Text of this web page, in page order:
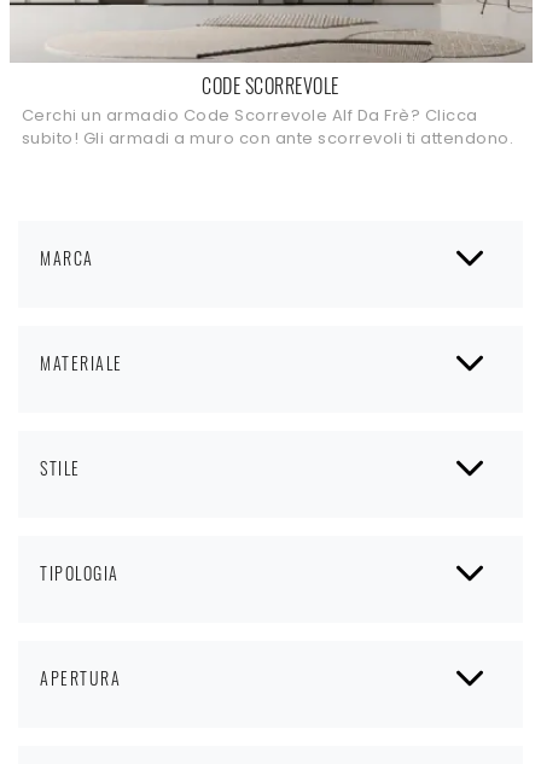
MARCA
MATERIALE
STILE
TIPOLOGIA
APERTURA
CODE SCORREVOLE
Cerchi un armadio Code Scorrevole Alf Da Frè? Clicca
subito! Gli armadi a muro con ante scorrevoli ti attendono.